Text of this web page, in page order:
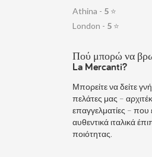
Athina - 5 ⭐
London - 5 ⭐
Πού μπορώ να βρω
La Mercanti?
Μπορείτε να δείτε
πελάτες μας –
επαγγελματίες – που
αυθεντικά ιταλικά
ποιότητας.